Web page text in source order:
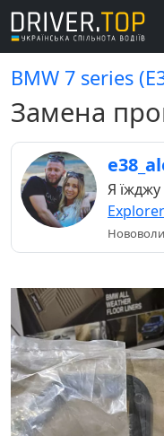
BMW 7 series
Замена
Я їжджу